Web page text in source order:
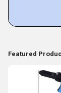
Featured